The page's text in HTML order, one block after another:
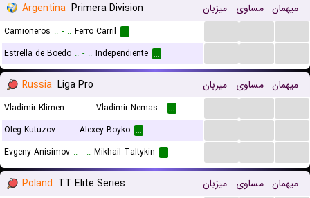
Argentina Primera Division میزبان مساوی میهمان
Camioneros .. - .. Ferro Carril ...
Estrella de Boedo .. - .. Independiente ...
Russia Liga Pro میزبان مساوی میهمان
Vladimir Klimentev .. - .. Vladimir Nemashkalo ...
Oleg Kutuzov .. - .. Alexey Boyko ...
Evgeny Anisimov .. - .. Mikhail Taltykin ...
Poland TT Elite Series میزبان مساوی میهمان